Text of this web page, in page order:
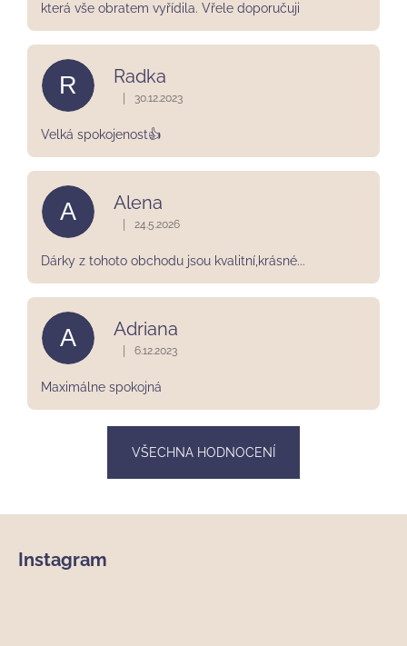
která vše obratem vyřídila. Vřele doporučuji
R Radka
Hodnocení obchodu je 5 z 5 hvězdiček.
30.12.2023
Velká spokojenost👍
A Alena
Hodnocení obchodu je 5 z 5 hvězdiček.
24.5.2026
Dárky z tohoto obchodu jsou kvalitní,krásné...
A Adriana
Hodnocení obchodu je 5 z 5 hvězdiček.
6.12.2023
Maximálne spokojná
VŠECHNA HODNOCENÍ
Instagram